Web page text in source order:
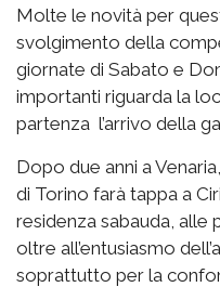
Molte le novità per
svolgimento della
giornate di Sabato e
importanti riguarda la
partenza l’arrivo della
Dopo due anni a
di Torino farà tappa a
residenza sabauda,
oltre all’entusiasmo
soprattutto per la